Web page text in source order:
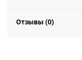
Отзывы (0)